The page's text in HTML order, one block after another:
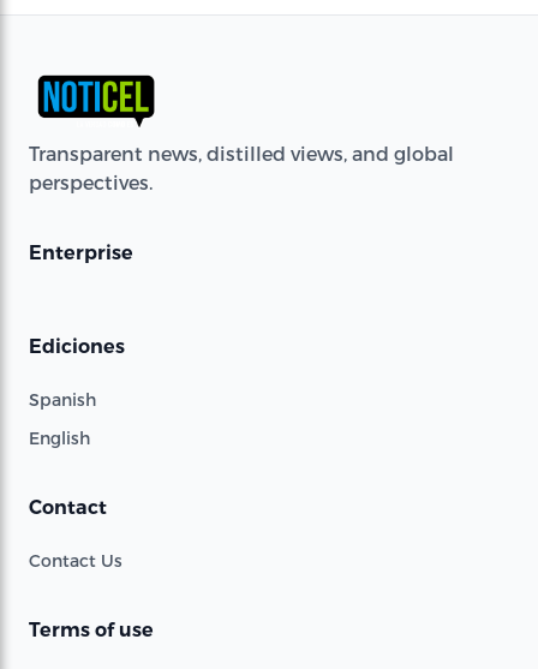
Transparent news, distilled views, and global
perspectives.
Enterprise
Ediciones
Spanish
English
Contact
Contact Us
Terms of use